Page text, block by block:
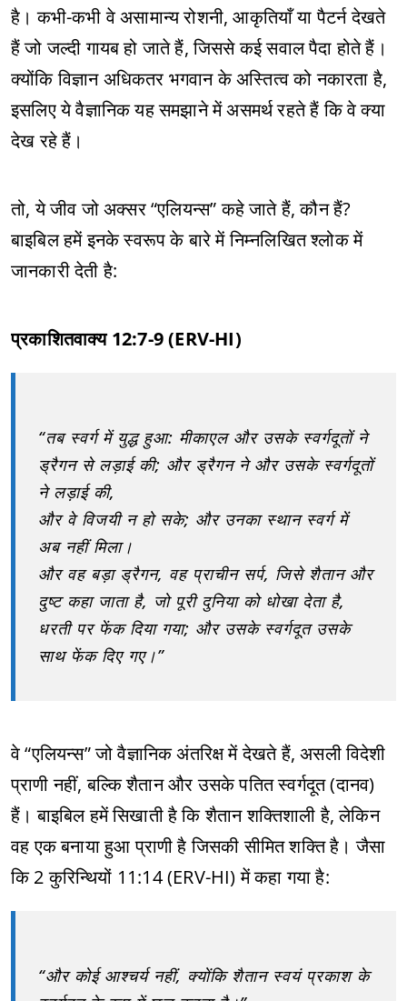
है। कभी-कभी वे असामान्य रोशनी, आकृतियाँ या पैटर्न देखते
हैं जो जल्दी गायब हो जाते हैं, जिससे कई सवाल पैदा होते हैं।
क्योंकि विज्ञान अधिकतर भगवान के अस्तित्व को नकारता है,
इसलिए ये वैज्ञानिक यह समझाने में असमर्थ रहते हैं कि वे क्या
देख रहे हैं।
तो, ये जीव जो अक्सर “एलियन्स” कहे जाते हैं, कौन हैं?
बाइबिल हमें इनके स्वरूप के बारे में निम्नलिखित श्लोक में
जानकारी देती है:
प्रकाशितवाक्य 12:7-9 (ERV-HI)
“तब स्वर्ग में युद्ध हुआ: मीकाएल और उसके स्वर्गदूतों ने
ड्रैगन से लड़ाई की; और ड्रैगन ने और उसके स्वर्गदूतों
ने लड़ाई की,
और वे विजयी न हो सके; और उनका स्थान स्वर्ग में
अब नहीं मिला।
और वह बड़ा ड्रैगन, वह प्राचीन सर्प, जिसे शैतान और
दुष्ट कहा जाता है, जो पूरी दुनिया को धोखा देता है,
धरती पर फेंक दिया गया; और उसके स्वर्गदूत उसके
साथ फेंक दिए गए।”
वे “एलियन्स” जो वैज्ञानिक अंतरिक्ष में देखते हैं, असली विदेशी
प्राणी नहीं, बल्कि शैतान और उसके पतित स्वर्गदूत (दानव)
हैं। बाइबिल हमें सिखाती है कि शैतान शक्तिशाली है, लेकिन
वह एक बनाया हुआ प्राणी है जिसकी सीमित शक्ति है। जैसा
कि 2 कुरिन्थियों 11:14 (ERV-HI) में कहा गया है:
“और कोई आश्चर्य नहीं, क्योंकि शैतान स्वयं प्रकाश के